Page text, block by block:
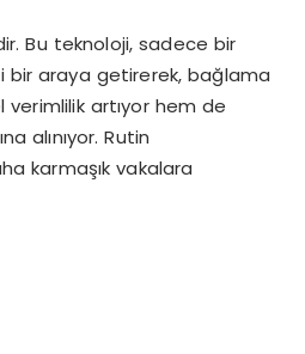
Bu teknoloji, sadece bir
bir araya getirerek, bağlama
verimlilik artıyor hem de
alınıyor. Rutin
karmaşık vakalara